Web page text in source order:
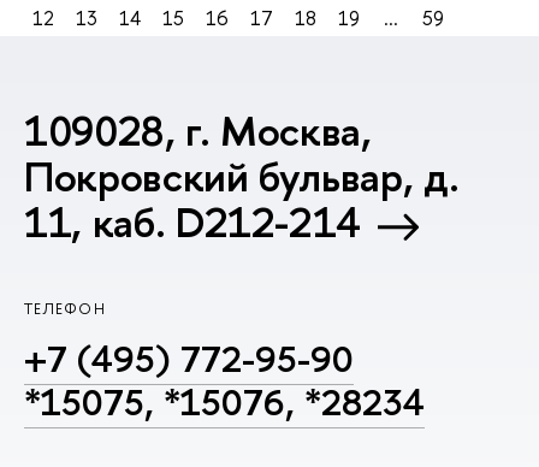
12
13 14 15 16 17 18 19 ... 59
109028, г. Москва,
Покровский бульвар, д.
11, каб. D212-214
ТЕЛЕФОН
+7 (495) 772-95-90
*15075, *15076, *28234